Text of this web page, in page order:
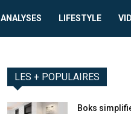
ANALYSES LIFESTYLE
LES + POPULAIRES
Boks